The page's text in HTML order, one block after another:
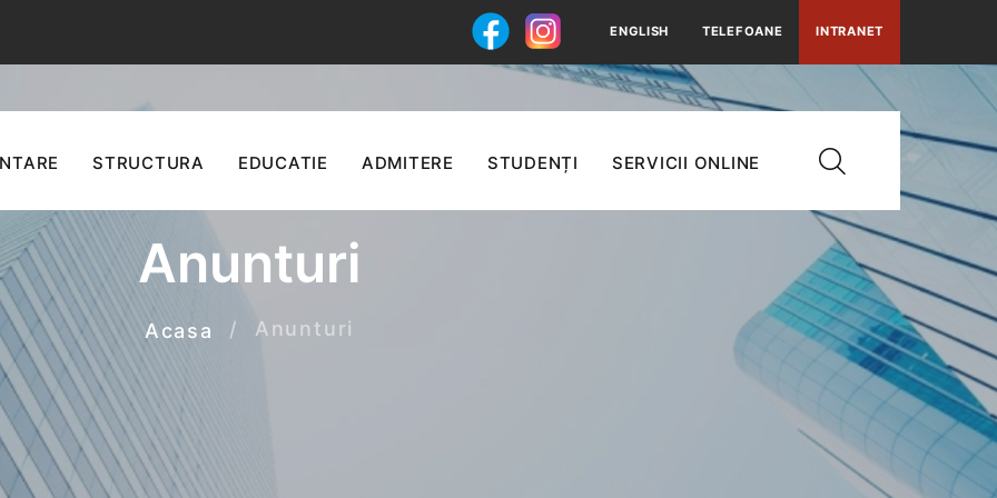
ENGLISH TELEFOANE INTRANET
STRUCTURA EDUCATIE ADMITERE STUDENȚI SERVICII ONLINE
Anunturi
Acasa Anunturi